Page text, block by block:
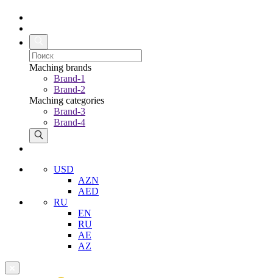
Maching brands
Brand-1
Brand-2
Maching categories
Brand-3
Brand-4
USD
AZN
AED
RU
EN
RU
AE
AZ